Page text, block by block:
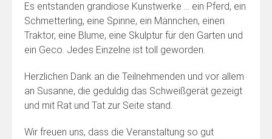
Es entstanden grandiose Kunstwerke … ein Pferd, ein
Schmetterling, eine Spinne, ein Männchen, einen
Traktor, eine Blume, eine Skulptur für den Garten und
ein Geco. Jedes Einzelne ist toll geworden.
Herzlichen Dank an die Teilnehmenden und vor allem
an Susanne, die geduldig das Schweißgerät gezeigt
und mit Rat und Tat zur Seite stand.
Wir freuen uns, dass die Veranstaltung so gut